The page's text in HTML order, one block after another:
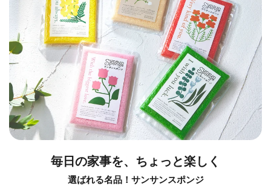
毎日の家事を、ちょっと楽しく
選ばれる名品！サンサンスポンジ